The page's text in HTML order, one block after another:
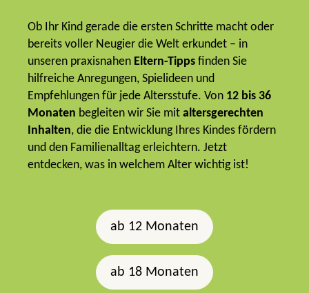
Ob Ihr Kind gerade die ersten Schritte macht oder
bereits voller Neugier die Welt erkundet – in
unseren praxisnahen Eltern-Tipps finden Sie
hilfreiche Anregungen, Spielideen und
Empfehlungen für jede Altersstufe. Von 12 bis 36
Monaten begleiten wir Sie mit altersgerechten
Inhalten, die die Entwicklung Ihres Kindes fördern
und den Familienalltag erleichtern. Jetzt
entdecken, was in welchem Alter wichtig ist!
ab 12 Monaten
ab 18 Monaten